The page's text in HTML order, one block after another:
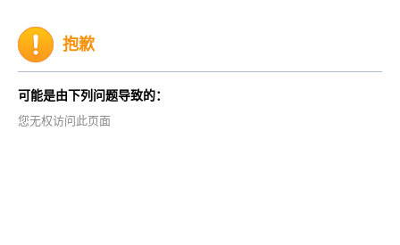
抱歉
可能是由下列问题导致的：
您无权访问此页面